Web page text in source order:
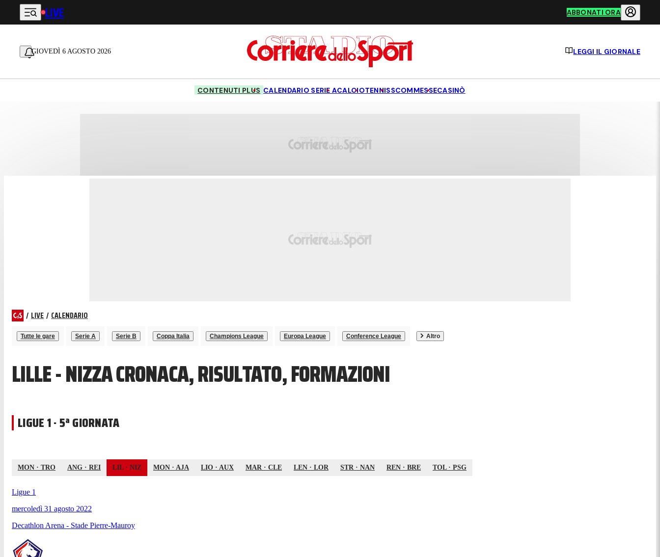
Vai al contenuto principale
LIVE ABBONATI ORA
GIOVEDÌ 6 AGOSTO 2026 LEGGI IL GIORNALE
CONTENUTI PLUS CALENDARIO SERIE ACALCIOTENNISSCOMMESSECASINÒ
/ LIVE / CALENDARIO
Tutte le gare Serie A Serie B Coppa Italia Champions League Europa League Conference League Altro
LILLE - NIZZA CRONACA, RISULTATO, FORMAZIONI
LIGUE 1 · 5ª GIORNATA
MON · TRO ANG · REI LIL· NIZ MON · AJA LIO · AUX MAR · CLE LEN · LOR STR · NAN REN · BRE TOL· PSG
Ligue 1
mercoledì 31 agosto 2022
Decathlon Arena - Stade Pierre-Mauroy